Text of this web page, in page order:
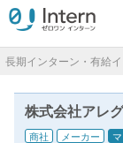
長期インターン・有給
株式会社アレ
商社 メーカー